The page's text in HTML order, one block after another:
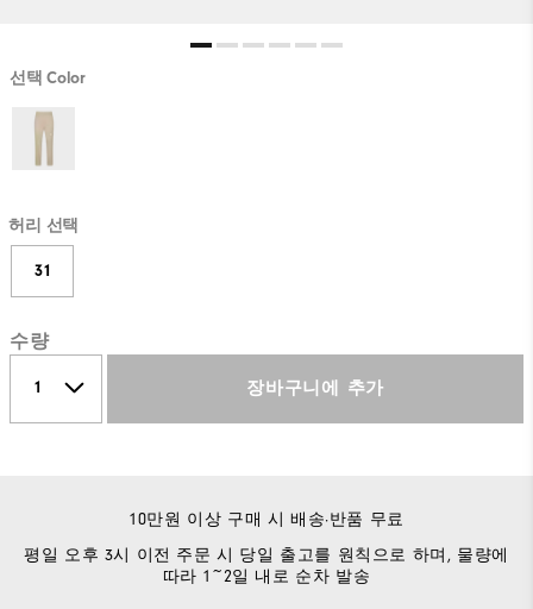
선택 Color
허리 선택
31
수량
장바구니에 추가
10만원 이상 구매 시 배송·반품 무료
평일 오후 3시 이전 주문 시 당일 출고를 원칙으로 하며, 물량에
따라 1~2일 내로 순차 발송